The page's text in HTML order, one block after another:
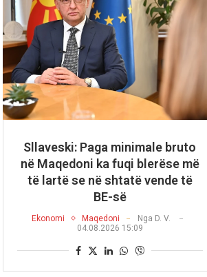
Sllaveski: Paga minimale bruto
në Maqedoni ka fuqi blerëse më
të lartë se në shtatë vende të
BE-së
Ekonomi Maqedoni Nga D. V.
04.08.2026 15:09